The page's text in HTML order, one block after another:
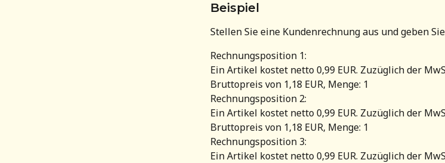
Beispiel
Stellen Sie eine Kundenrechnung aus und geben
Rechnungsposition 1:
Ein Artikel kostet netto 0,99 EUR. Zuzüglich der
Bruttopreis von 1,18 EUR, Menge: 1
Rechnungsposition 2:
Ein Artikel kostet netto 0,99 EUR. Zuzüglich der
Bruttopreis von 1,18 EUR, Menge: 1
Rechnungsposition 3:
Ein Artikel kostet netto 0,99 EUR. Zuzüglich der